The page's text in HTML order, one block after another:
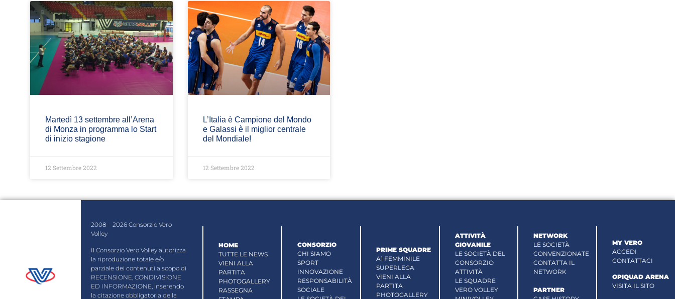
Martedì 13 settembre all’Arena
di Monza in programma lo Start
di inizio stagione
12 Settembre 2022
L’Italia è Campione del Mondo
e Galassi è il miglior centrale
del Mondiale!
12 Settembre 2022
2008 – 2026 Consorzio Vero
Volley
Il Consorzio Vero Volley autorizza
la riproduzione totale e/o
parziale dei contenuti a scopo di
RECENSIONE, CONDIVISIONE
ED INFORMAZIONE, inserendo
la citazione obbligatoria della
HOME
TUTTE LE NEWS
VIENI ALLA
PARTITA
PHOTOGALLERY
RASSEGNA
CONSORZIO
CHI SIAMO
SPORT
INNOVAZIONE
RESPONSABILITÀ
SOCIALE
PRIME SQUADRE
A1 FEMMINILE
SUPERLEGA
VIENI ALLA
PARTITA
PHOTOGALLERY
ATTIVITÀ
GIOVANILE
LE SOCIETÀ DEL
CONSORZIO
ATTIVITÀ
LE SQUADRE
VERO VOLLEY
NETWORK
LE SOCIETÀ
CONVENZIONATE
CONTATTA IL
NETWORK
PARTNER
MY VERO
ACCEDI
CONTATTACI
OPIQUAD ARENA
VISITA IL SITO